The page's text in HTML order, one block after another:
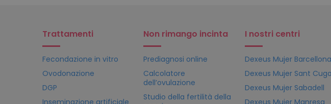
Trattamenti
Fecondazione in vitro
Ovodonazione
DGP
Inseminazione artificiale
Non rimango incinta
Prediagnosi online
Calcolatore
dell’ovulazione
Studio della fertilità della
I nostri centri
Dexeus Mujer Barcellona
Dexeus Mujer Sant
Dexeus Mujer Sabadell
Dexeus Mujer Manresa